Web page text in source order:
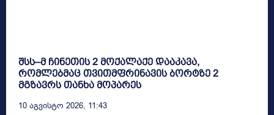
შსს–მ ჩინეთის 2 მოქალაქე დააკავა,
რომლებმაც თვითმფრინავის ბორტზე 2
მგზავრს თანხა მოპარეს
10 Აგვისტო 2026, 11:43